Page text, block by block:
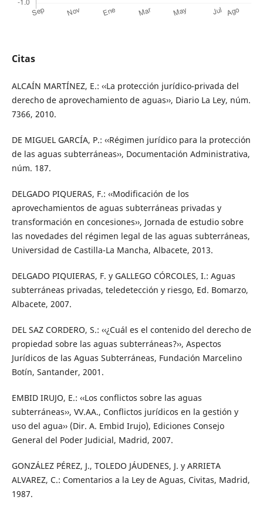
Citas
ALCAÍN MARTÍNEZ, E.: ‹‹La protección jurídico-privada del
derecho de aprovechamiento de aguas››, Diario La Ley, núm.
7366, 2010.
DE MIGUEL GARCÍA, P.: ‹‹Régimen jurídico para la protección
de las aguas subterráneas››, Documentación Administrativa,
núm. 187.
DELGADO PIQUERAS, F.: ‹‹Modificación de los
aprovechamientos de aguas subterráneas privadas y
transformación en concesiones››, Jornada de estudio sobre
las novedades del régimen legal de las aguas subterráneas,
Universidad de Castilla-La Mancha, Albacete, 2013.
DELGADO PIQUIERAS, F. y GALLEGO CÓRCOLES, I.: Aguas
subterráneas privadas, teledetección y riesgo, Ed. Bomarzo,
Albacete, 2007.
DEL SAZ CORDERO, S.: ‹‹¿Cuál es el contenido del derecho de
propiedad sobre las aguas subterráneas?››, Aspectos
Jurídicos de las Aguas Subterráneas, Fundación Marcelino
Botín, Santander, 2001.
EMBID IRUJO, E.: ‹‹Los conflictos sobre las aguas
subterráneas››, VV.AA., Conflictos jurídicos en la gestión y
uso del agua›› (Dir. A. Embid Irujo), Ediciones Consejo
General del Poder Judicial, Madrid, 2007.
GONZÁLEZ PÉREZ, J., TOLEDO JÁUDENES, J. y ARRIETA
ALVAREZ, C.: Comentarios a la Ley de Aguas, Civitas, Madrid,
1987.